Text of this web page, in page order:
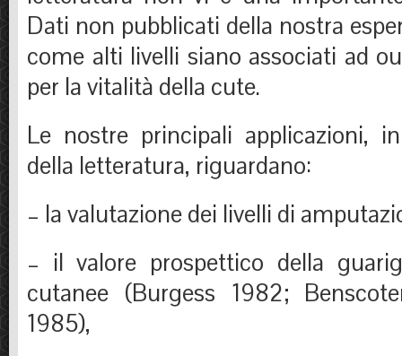
Dati non pubblicati della nostra
come alti livelli siano associati ad
per la vitalità della cute.
Le nostre principali applicazioni,
della letteratura, riguardano:
– la valutazione dei livelli di
– il valore prospettico della
cutanee (Burgess 1982;
1985),